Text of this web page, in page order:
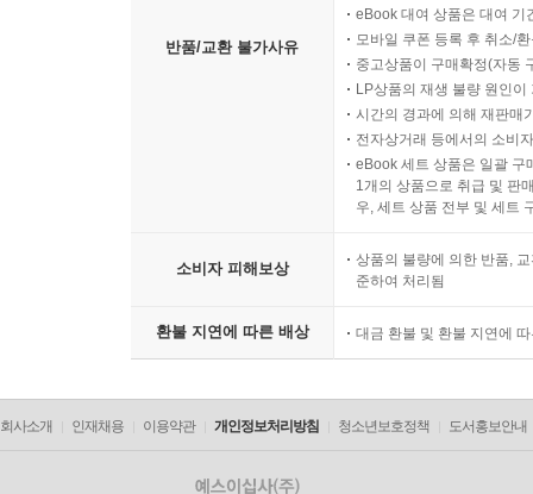
반품/교환 불가사유
eBook 대여 상품은 대여 기
모바일 쿠폰 등록 후 취소/
중고상품이 구매확정(자동
LP상품의 재생 불량 원인
시간의 경과에 의해 재판매
전자상거래 등에서의 소비
eBook 세트 상품은 일괄 구
1개의 상품으로 취급 및 판
우, 세트 상품 전부 및 세트
소비자 피해보상
상품의 불량에 의한 반품,
준하여 처리됨
환불 지연에 따른 배상 대금 환불 및 환불 지연에
회사소개 인재채용 이용약관 개인정보처리방침 청소년보호정책 도서홍보안내